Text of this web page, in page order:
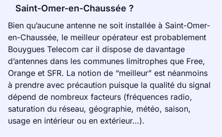
Saint-Omer-en-Chaussée ?
Bien qu’aucune antenne ne soit installée à Saint-Omer-
en-Chaussée, le meilleur opérateur est probablement
Bouygues Telecom car il dispose de davantage
d’antennes dans les communes limitrophes que Free,
Orange et SFR. La notion de “meilleur” est néanmoins
à prendre avec précaution puisque la qualité du signal
dépend de nombreux facteurs (fréquences radio,
saturation du réseau, géographie, météo, saison,
usage en intérieur ou en extérieur…).